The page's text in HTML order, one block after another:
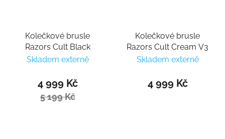
Kolečkové brusle
Razors Cult Black
Skladem externě
4 999 Kč
5 199 Kč
Kolečkové brusle
Razors Cult Cream V3
Skladem externě
4 999 Kč